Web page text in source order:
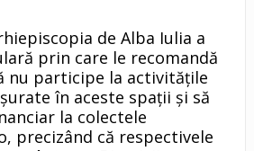
de Alba Iulia a
prin care le recomandă
nu participe la activitățile
în aceste spații și să
la colectele
precizând că respectivele